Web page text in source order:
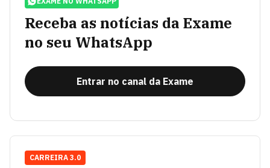
Receba as notícias da Exame
no seu WhatsApp
Entrar no canal da Exame
CARREIRA 3.0